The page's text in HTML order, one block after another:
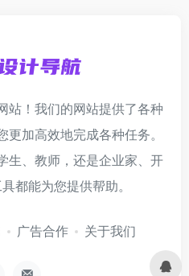
站！我们的网站提供了各种
加高效地完成各种任务。
生、教师，还是企业家、开
都能为您提供帮助。
广告合作 关于我们